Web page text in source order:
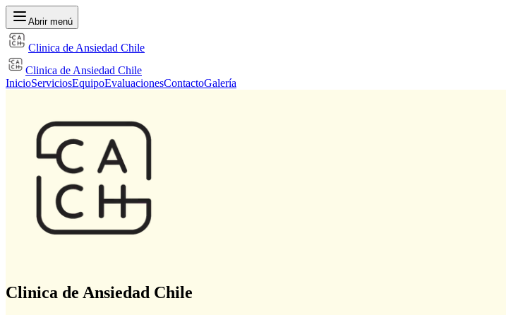
Abrir menú
Clinica de Ansiedad Chile
Clinica de Ansiedad Chile
InicioServiciosEquipoEvaluacionesContactoGalería
Clinica de Ansiedad Chile